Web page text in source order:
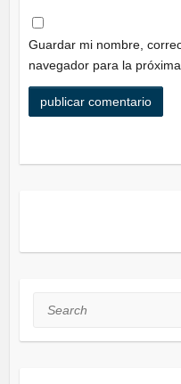
Guardar mi nombre,
navegador para la
Search